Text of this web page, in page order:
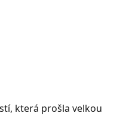
která prošla velkou